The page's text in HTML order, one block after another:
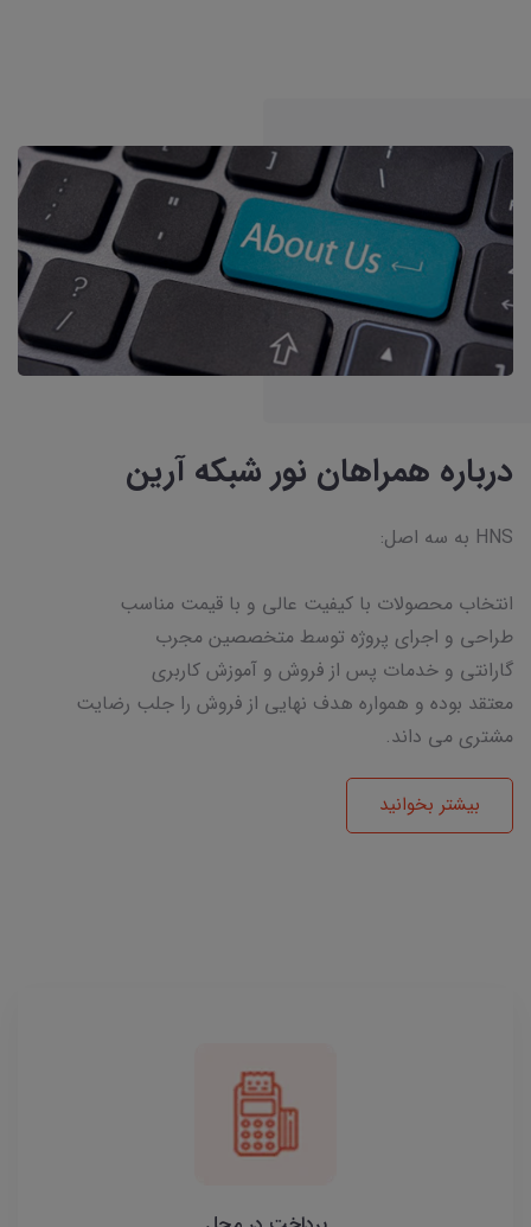
درباره همراهان نور شبکه آرین
HNS به سه اصل:
انتخاب محصولات با کیفیت عالی و با قیمت مناسب
طراحی و اجرای پروژه توسط متخصصین مجرب
گارانتی و خدمات پس از فروش و آموزش کاربری
معتقد بوده و همواره هدف نهایی از فروش را جلب رضایت
مشتری می داند.
بیشتر بخوانید